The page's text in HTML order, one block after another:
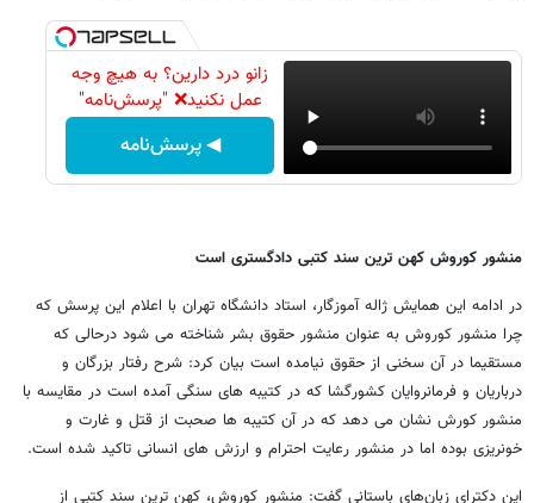
زانو درد دارین؟ به هیچ وجه
عمل نکنید❌ "پرسش‌نامه"
◀ پرسش‌نامه
منشور کوروش کهن ترین سند کتبی دادگستری است
در ادامه این همایش ژاله آموزگار، استاد دانشگاه تهران با اعلام این پرسش که
چرا منشور کوروش به عنوان منشور حقوق بشر شناخته می شود درحالی که
مستقیما در آن سخنی از حقوق نیامده است بیان کرد: شرح رفتار بزرگان و
درباریان و فرمانروایان کشورگشا که در کتیبه های سنگی آمده است در مقایسه با
منشور کورش نشان می دهد که در آن کتیبه ها صحبت از قتل و غارت و
خونریزی بوده اما در منشور رعایت احترام و ارزش های انسانی تاکید شده است.
این دکترای زبان‌های باستانی گفت: منشور کوروش، کهن ترین سند کتبی از